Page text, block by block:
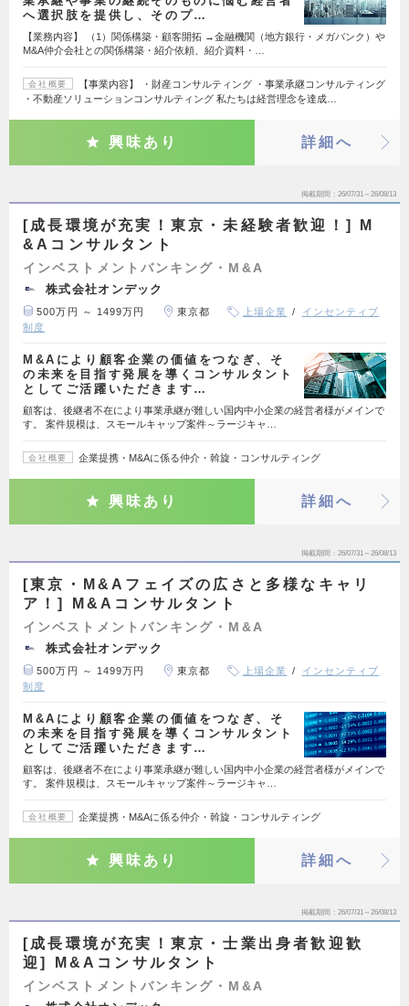
へ選択肢を提供し、そのプ…
【業務内容】 （1）関係構築・顧客開拓 →金融機関（地方銀行・メガバンク）や
M&A仲介会社との関係構築・紹介依頼、紹介資料・…
会社概要
【事業内容】 ・財産コンサルティング ・事業承継コンサルティング
・不動産ソリューションコンサルティング 私たちは経営理念を達成…
興味あり 詳細へ
掲載期間 26/07/31～26/08/13
[成長環境が充実！東京・未経験者歓迎！] M
&Aコンサルタント
インベストメントバンキング・M&A
株式会社オンデック
500万円 ～ 1499万円 東京都 上場企業
インセンティブ
制度
M&Aにより顧客企業の価値をつなぎ、そ
の未来を目指す発展を導くコンサルタント
としてご活躍いただきます…
顧客は、後継者不在により事業承継が難しい国内中小企業の経営者様がメインで
す。 案件規模は、スモールキャップ案件～ラージキャ…
会社概要 企業提携・M&Aに係る仲介・斡旋・コンサルティング
興味あり 詳細へ
掲載期間 26/07/31～26/08/13
[東京・M&Aフェイズの広さと多様なキャリ
ア！] M&Aコンサルタント
インベストメントバンキング・M&A
株式会社オンデック
500万円 ～ 1499万円 東京都 上場企業
インセンティブ
制度
M&Aにより顧客企業の価値をつなぎ、そ
の未来を目指す発展を導くコンサルタント
としてご活躍いただきます…
顧客は、後継者不在により事業承継が難しい国内中小企業の経営者様がメインで
す。 案件規模は、スモールキャップ案件～ラージキャ…
会社概要 企業提携・M&Aに係る仲介・斡旋・コンサルティング
興味あり 詳細へ
掲載期間 26/07/31～26/08/13
[成長環境が充実！東京・士業出身者歓迎歓
迎] M&Aコンサルタント
インベストメントバンキング・M&A